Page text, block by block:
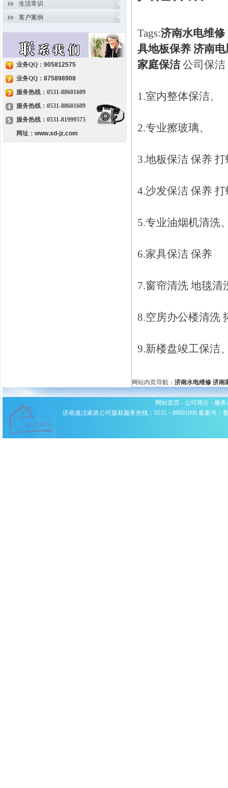
生活常识
客户案例
业务QQ： 905812575
业务QQ： 875898908
服务热线：0531-88601609
服务热线：0531-88601609
服务热线：0531-81999575
网址： www.sd-jz.com
Tags:济南水电维修
具地板保养 济南
家庭保洁公司保洁
1.室内整体保洁、
2.专业擦玻璃、
3.地板保洁 保养
4.沙发保洁 保养
5.专业油烟机清洗
6.家具保洁 保养
7.窗帘清洗 地毯清
8.空房办公楼清洗
9.新楼盘竣工保洁
网站内页导航： 济南水电维修 济南
网站首页- 公司简介- 服务
济南速洁家政公司版权服务热线：0531－88601609 备案号：